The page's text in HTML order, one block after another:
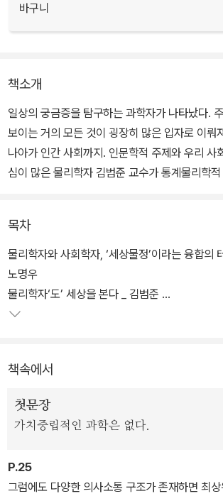
바구니
책소개
일상의 궁금증을 탐구하는 과학자가 나타났다.
보이는 거의 모든 것이 굉장히 많은 입자로 이뤄
나아가 인간 사회까지. 인문학적 주제와 우리 사
심이 많은 물리학자 김범준 교수가 통계물리학
씨와 이름 분포에 따른 경향성’ 등 다양하고 귀가
쏟아진다.
목차
물리학자와 사회학자, ‘세상물정’이라는 융합의
노명우
물리학자‘도’ 세상을 본다 _ 김범준
책속에서
첫문장
가치중립적인 과학은 없다.
P.25
그럼에도 다양한 의사소통 구조가 존재하면 최